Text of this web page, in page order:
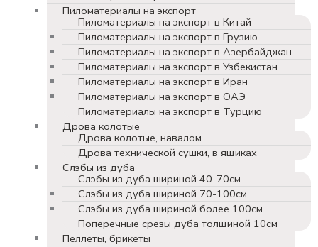
Пиломатериалы на экспорт
Пиломатериалы на экспорт в Китай
Пиломатериалы на экспорт в Грузию
Пиломатериалы на экспорт в Азербайджан
Пиломатериалы на экспорт в Узбекистан
Пиломатериалы на экспорт в Иран
Пиломатериалы на экспорт в ОАЭ
Пиломатериалы на экспорт в Турцию
Дрова колотые
Дрова колотые, навалом
Дрова технической сушки, в ящиках
Слэбы из дуба
Слэбы из дуба шириной 40-70см
Слэбы из дуба шириной 70-100см
Слэбы из дуба шириной более 100см
Поперечные срезы дуба толщиной 10см
Пеллеты, брикеты